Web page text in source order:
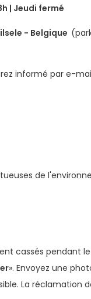
| Jeudi fermé
- Belgique
informé par e-
de
cassés pendant
». Envoyez une
La réclamation